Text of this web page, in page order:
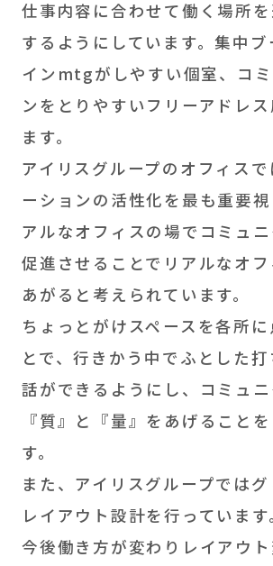
仕事内容に合わせて働く場所
するようにしています。集中ブ
インmtgがしやすい個室、コ
ンをとりやすいフリーアドレ
ます。
アイリスグループのオフィス
ーションの活性化を最も重要視
アルなオフィスの場でコミュ
促進させることでリアルなオ
あがると考えられています。
ちょっとがけスペースを各所
とで、行きかう中でふとした
話ができるようにし、コミュ
『質』と『量』をあげること
す。
また、アイリスグループでは
レイアウト設計を行っています
今後働き方が変わりレイアウ